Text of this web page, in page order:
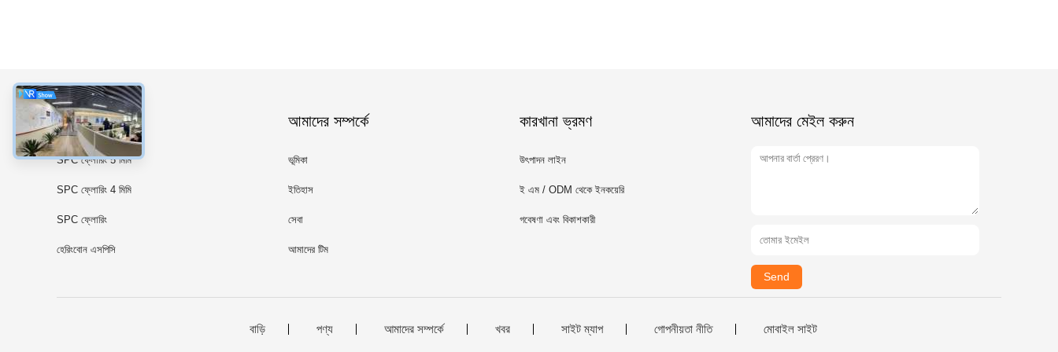
ধরন
SPC ফ্লোরিং 5 মিমি
SPC ফ্লোরিং 4 মিমি
SPC ফ্লোরিং
হেরিংবোন এসপিসি
আমাদের সম্পর্কে
ভূমিকা
ইতিহাস
সেবা
আমাদের টিম
কারখানা ভ্রমণ
উৎপাদন লাইন
ই এম / ODM থেকে ইনকয়েরি
গবেষণা এবং বিকাশকারী
আমাদের মেইল ​​করুন
Send
বাড়ি পণ্য আমাদের সম্পর্কে খবর সাইট ম্যাপ গোপনীয়তা নীতি মোবাইল সাইট